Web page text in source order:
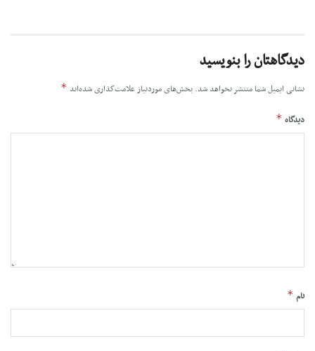
دیدگاهتان را بنویسید
نشانی ایمیل شما منتشر نخواهد شد. بخش‌های موردنیاز علامت‌گذاری شده‌اند *
دیدگاه *
نام *